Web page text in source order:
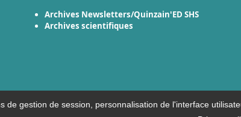
Archives Newsletters/Quinzain'ED SHS
Archives scientifiques
de gestion de session, personnalisation de l'interface